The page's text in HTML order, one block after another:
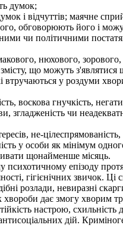
думок;
і відчуттів; маячне
обговорюють його і
чи політичними
нюхового,
що можуть з'являтися
у роздуми
воскова гнучкість,
чи
не-цілеспрямованість,
у особи як мінімум
щонайменше місяць.
епізоду
гігієнічних
розлади, невиразні
дає змогу хворим
настрою,
дій.